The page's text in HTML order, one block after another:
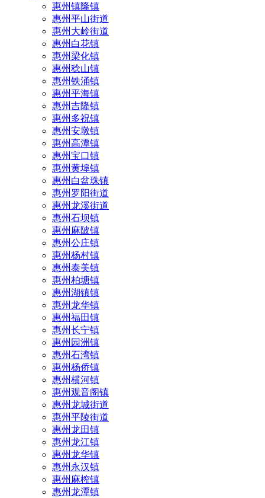
惠州镇隆镇
惠州平山街道
惠州大岭街道
惠州白花镇
惠州梁化镇
惠州稔山镇
惠州铁涌镇
惠州平海镇
惠州吉隆镇
惠州多祝镇
惠州安墩镇
惠州高潭镇
惠州宝口镇
惠州黄埠镇
惠州白盆珠镇
惠州罗阳街道
惠州龙溪街道
惠州石坝镇
惠州麻陂镇
惠州公庄镇
惠州杨村镇
惠州泰美镇
惠州柏塘镇
惠州湖镇镇
惠州龙华镇
惠州福田镇
惠州长宁镇
惠州园洲镇
惠州石湾镇
惠州杨侨镇
惠州横河镇
惠州观音阁镇
惠州龙城街道
惠州平陵街道
惠州龙田镇
惠州龙江镇
惠州龙华镇
惠州永汉镇
惠州麻榨镇
惠州龙潭镇